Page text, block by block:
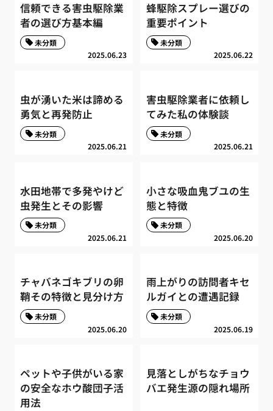
信頼できる害虫駆除業
者の選び方基本編
2025.06.23
未分類
蜂駆除スプレー選びの
重要ポイント
2025.06.22
未分類
虫が湧いた米は諦める
勇気と再発防止
2025.06.21
未分類
害虫駆除業者に依頼し
てみた私の体験談
2025.06.21
未分類
水田地帯で多発やけど
虫発生とその影響
2025.06.21
未分類
小さな吸血鬼ブユの生
態と特徴
2025.06.20
未分類
チャバネゴキブリの卵
鞘その特徴と見分け方
2025.06.20
未分類
雨上がりの訪問者キセ
ルガイとの遭遇記録
2025.06.19
未分類
ペットや子供がいる家
の安全なホウ酸団子活
用法
見落としがちなチョウ
バエ発生源の隠れ場所